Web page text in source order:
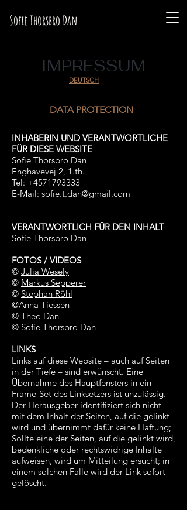
Sofie Thorsbro Dan
IMPRESSUM
DEUTSCH
DATA PROTECTION
INHABERIN UND VERANTWORTLICHE
FÜR DIESE WEBSITE
Sofie Thorsbro Dan
Enghavevej 2, 1.th.
Tel: +4571793333
E-Mail: sofie.t.dan@gmail.com
VERANTWORTLICH FÜR DEN INHALT
Sofie Thorsbro Dan
FOTOS / VIDEOS
© Julia Wesely
© Markus Sepperer
© Stephan Röhl
@Anna Tiessen
© Theo Dan
© Sofie Thorsbro Dan
LINKS
Links auf diese Website – auch auf Seiten
in der Tiefe – sind erwünscht. Eine
Übernahme des Hauptfensters in ein
Frame-Set des Linksetzers ist unzulässig.
Der Herausgeber identifiziert sich nicht
mit dem Inhalt der Seiten, auf die gelinkt
wird und übernimmt dafür keine Haftung;
Sollte eine der Seiten, auf die gelinkt wird,
bedenkliche oder rechtswidrige Inhalte
aufweisen, wird um Mitteilung ersucht; in
einem solchen Falle wird der Link sofort
gelöscht.​